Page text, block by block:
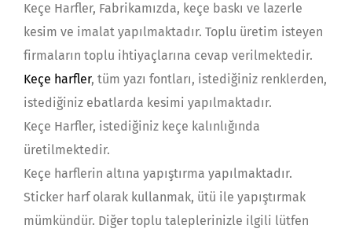
Keçe Harfler, Fabrikamızda, keçe baskı ve lazerle
kesim ve imalat yapılmaktadır. Toplu üretim isteyen
firmaların toplu ihtiyaçlarına cevap verilmektedir.
Keçe harfler, tüm yazı fontları, istediğiniz renklerden,
istediğiniz ebatlarda kesimi yapılmaktadır.
Keçe Harfler, istediğiniz keçe kalınlığında
üretilmektedir.
Keçe harflerin altına yapıştırma yapılmaktadır.
Sticker harf olarak kullanmak, ütü ile yapıştırmak
mümkündür. Diğer toplu taleplerinizle ilgili lütfen